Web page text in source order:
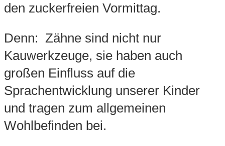
den zuckerfreien Vormittag.
Denn: Zähne sind nicht nur
Kauwerkzeuge, sie haben auch
großen Einfluss auf die
Sprachentwicklung unserer Kinder
und tragen zum allgemeinen
Wohlbefinden bei.